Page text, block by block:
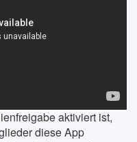
aktiviert ist,
diese App